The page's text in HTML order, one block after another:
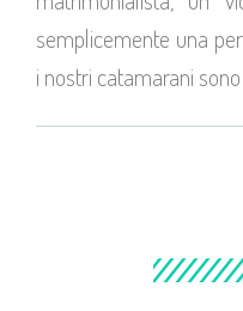
semplicemente una
i nostri catamarani